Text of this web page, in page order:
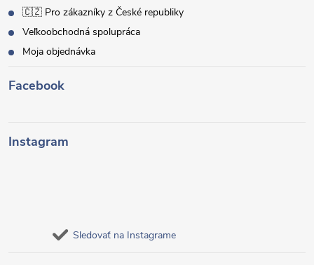
🇨🇿 Pro zákazníky z České republiky
Veľkoobchodná spolupráca
Moja objednávka
Facebook
Instagram
Sledovať na Instagrame